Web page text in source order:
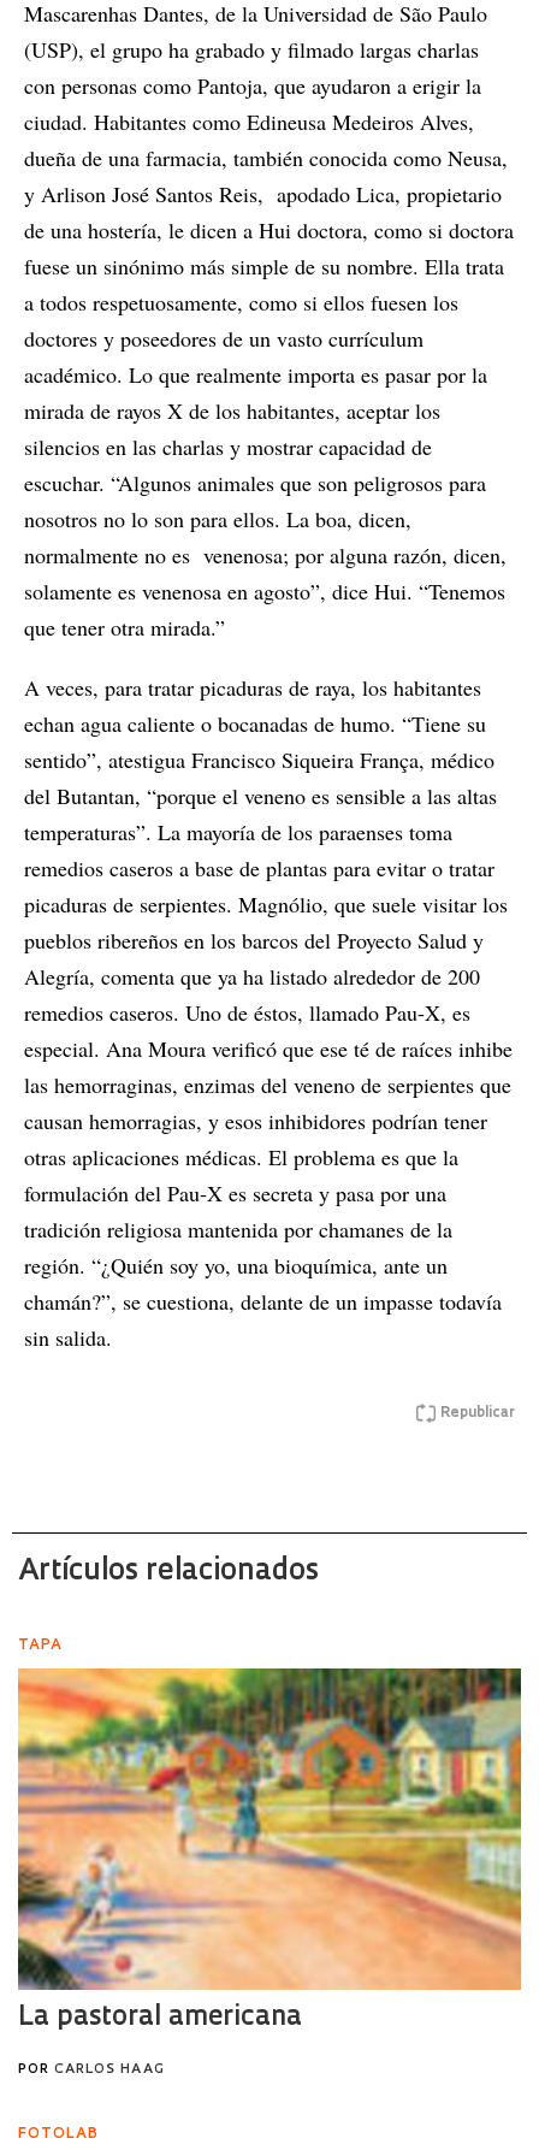
Mascarenhas Dantes, de la Universidad de São Paulo
(USP), el grupo ha grabado y filmado largas charlas
con personas como Pantoja, que ayudaron a erigir la
ciudad. Habitantes como Edineusa Medeiros Alves,
dueña de una farmacia, también conocida como Neusa,
y Arlison José Santos Reis, apodado Lica, propietario
de una hostería, le dicen a Hui doctora, como si doctora
fuese un sinónimo más simple de su nombre. Ella trata
a todos respetuosamente, como si ellos fuesen los
doctores y poseedores de un vasto currículum
académico. Lo que realmente importa es pasar por la
mirada de rayos X de los habitantes, aceptar los
silencios en las charlas y mostrar capacidad de
escuchar. “Algunos animales que son peligrosos para
nosotros no lo son para ellos. La boa, dicen,
normalmente no es venenosa; por alguna razón, dicen,
solamente es venenosa en agosto”, dice Hui. “Tenemos
que tener otra mirada.”
A veces, para tratar picaduras de raya, los habitantes
echan agua caliente o bocanadas de humo. “Tiene su
sentido”, atestigua Francisco Siqueira França, médico
del Butantan, “porque el veneno es sensible a las altas
temperaturas”. La mayoría de los paraenses toma
remedios caseros a base de plantas para evitar o tratar
picaduras de serpientes. Magnólio, que suele visitar los
pueblos ribereños en los barcos del Proyecto Salud y
Alegría, comenta que ya ha listado alrededor de 200
remedios caseros. Uno de éstos, llamado Pau-X, es
especial. Ana Moura verificó que ese té de raíces inhibe
las hemorraginas, enzimas del veneno de serpientes que
causan hemorragias, y esos inhibidores podrían tener
otras aplicaciones médicas. El problema es que la
formulación del Pau-X es secreta y pasa por una
tradición religiosa mantenida por chamanes de la
región. “¿Quién soy yo, una bioquímica, ante un
chamán?”, se cuestiona, delante de un impasse todavía
sin salida.
Republicar